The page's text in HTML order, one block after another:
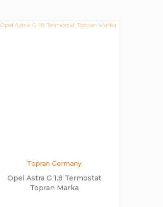
Topran Germany
Opel Astra G 1.8 Termostat
Topran Marka